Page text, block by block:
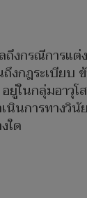
งกรณีการแต่
งกฎระเบียบ
ในกลุ่มอาวุโ
นการทางวินั
ใด